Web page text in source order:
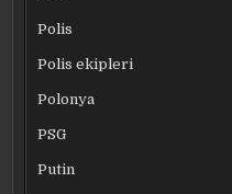
Polis
Polis ekipleri
Polonya
PSG
Putin